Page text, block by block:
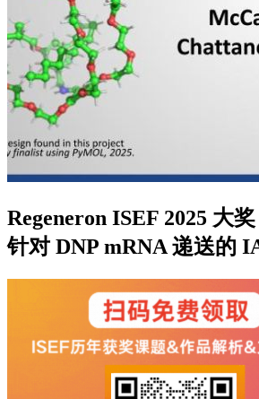
Regeneron ISEF 2025 大
针对 DNP mRNA 递送的